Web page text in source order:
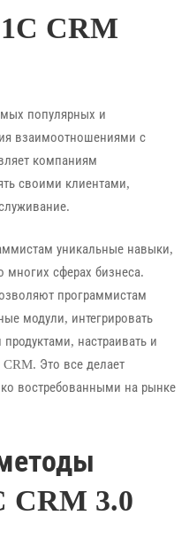
1C CRM
популярных и
взаимоотношениями с
компаниям
своими клиентами,
уникальные навыки,
многих сферах бизнеса.
программистам
модули, интегрировать
настраивать и
Это все делает
востребованными на рынке
CRM 3.0